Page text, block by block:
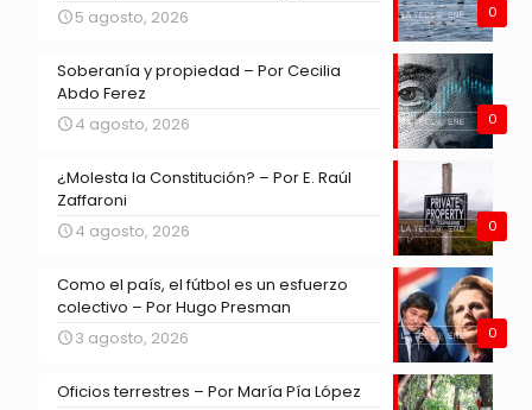
0
5 agosto, 2026
0
Soberanía y propiedad – Por Cecilia
Abdo Ferez
4 agosto, 2026
0
¿Molesta la Constitución? – Por E. Raúl
Zaffaroni
4 agosto, 2026
0
Como el país, el fútbol es un esfuerzo
colectivo – Por Hugo Presman
3 agosto, 2026
Oficios terrestres – Por María Pía López